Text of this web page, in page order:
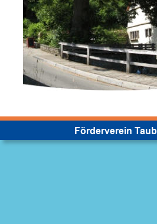
Förderverein